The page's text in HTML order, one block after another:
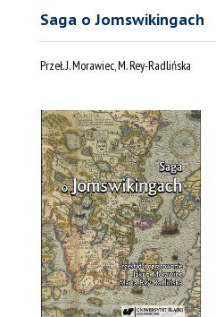
Saga o Jomswikingach
Przeł. J. Morawiec, M. Rey-Radlińska